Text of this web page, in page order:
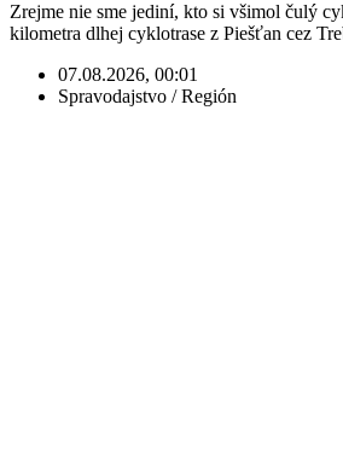
Zrejme nie sme jediní, kto si všimol čulý
kilometra dlhej cyklotrase z Piešťan cez
07.08.2026, 00:01
Spravodajstvo / Región